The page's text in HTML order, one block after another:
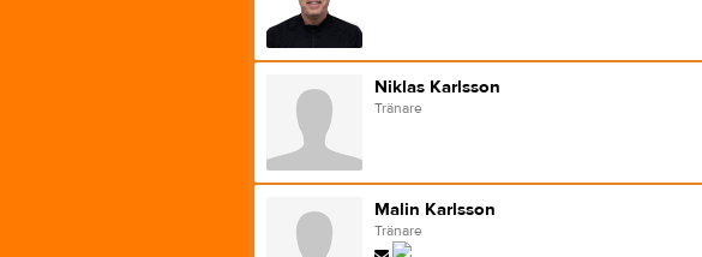
Niklas Karlsson
Tränare
Malin Karlsson
Tränare